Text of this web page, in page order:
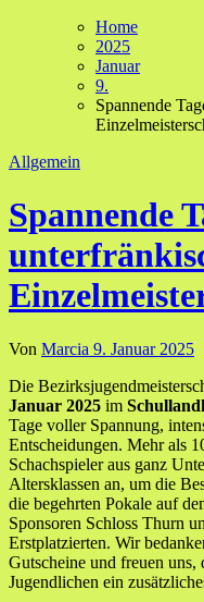
Home
2025
Januar
9.
Spannende
Allgemein
Spannende
Von Marcia 9. Januar 2025
Die
Januar 2025 im
Tage voller Spannung,
Entscheidungen. Mehr als
Schachspieler aus ganz
Altersklassen an, um die
die begehrten Pokale auf
Sponsoren Schloss Thurn
Erstplatzierten. Wir
Gutscheine und freuen
Jugendlichen ein